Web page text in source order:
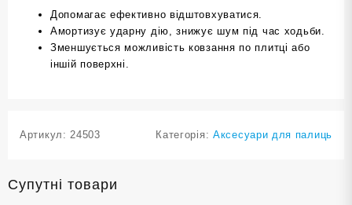
Допомагає ефективно відштовхуватися.
Амортизує ударну дію, знижує шум під час ходьби.
Зменшується можливість ковзання по плитці або
іншій поверхні.
Артикул:24503 Категорія: Аксесуари для палиць
Супутні товари